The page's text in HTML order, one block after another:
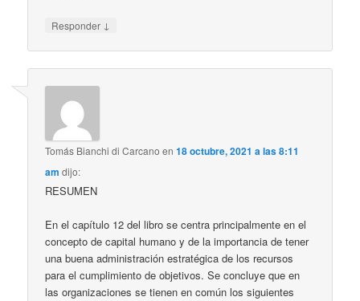
Responder ↓
Tomás Bianchi di Carcano en18 octubre, 2021 a las 8:11
am dijo:
RESUMEN
En el capítulo 12 del libro se centra principalmente en el
concepto de capital humano y de la importancia de tener
una buena administración estratégica de los recursos
para el cumplimiento de objetivos. Se concluye que en
las organizaciones se tienen en común los siguientes